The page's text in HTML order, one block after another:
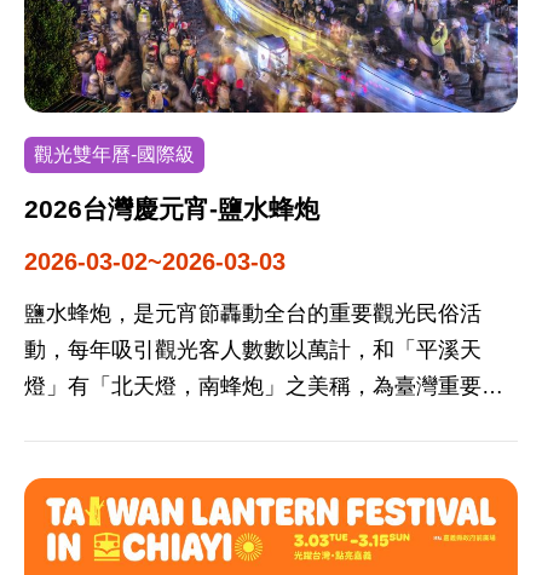
觀光雙年曆-國際級
2026台灣慶元宵-鹽水蜂炮
2026-03-02~2026-03-03
鹽水蜂炮，是元宵節轟動全台的重要觀光民俗活
動，每年吸引觀光客人數數以萬計，和「平溪天
燈」有「北天燈，南蜂炮」之美稱，為臺灣重要民
嘉年華之一。